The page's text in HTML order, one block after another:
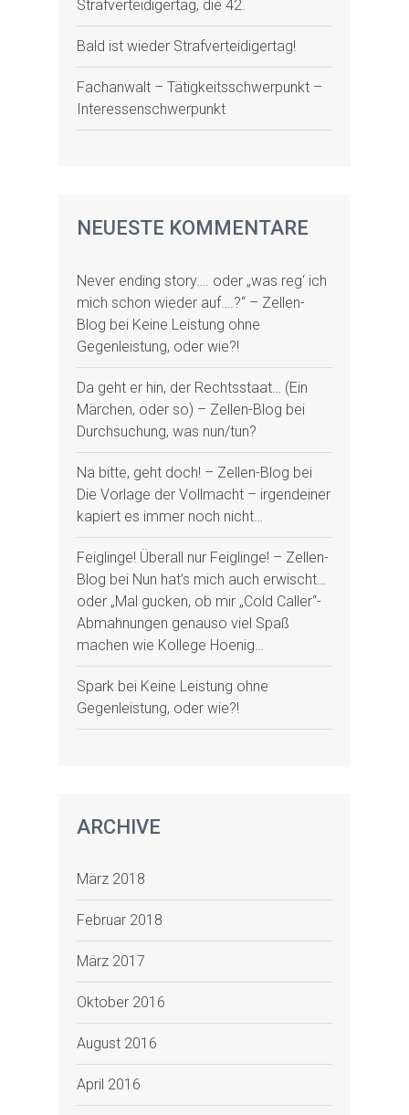
Strafverteidigertag, die 42.
Bald ist wieder Strafverteidigertag!
Fachanwalt – Tätigkeitsschwerpunkt –
Interessenschwerpunkt
NEUESTE KOMMENTARE
Never ending story…. oder „was reg‘ ich
mich schon wieder auf….?“ – Zellen-
Blog bei Keine Leistung ohne
Gegenleistung, oder wie?!
Da geht er hin, der Rechtsstaat… (Ein
Märchen, oder so) – Zellen-Blog bei
Durchsuchung, was nun/tun?
Na bitte, geht doch! – Zellen-Blog bei
Die Vorlage der Vollmacht – irgendeiner
kapiert es immer noch nicht…
Feiglinge! Überall nur Feiglinge! – Zellen-
Blog bei Nun hat’s mich auch erwischt…
oder „Mal gucken, ob mir „Cold Caller“-
Abmahnungen genauso viel Spaß
machen wie Kollege Hoenig…
Spark bei Keine Leistung ohne
Gegenleistung, oder wie?!
ARCHIVE
März 2018
Februar 2018
März 2017
Oktober 2016
August 2016
April 2016